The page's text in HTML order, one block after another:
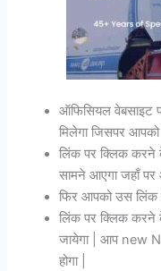
ऑफिसियल वेबसाइट
मिलेगा जिसपर
लिंक पर क्लिक
सामने आएगा जहाँ पर
फिर आपको उस लिंक
लिंक पर क्लिक करने
जायेगा | आप new
होगा |